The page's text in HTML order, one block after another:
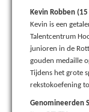
Kevin Robben
Kevin is een
Talentcentrum
junioren in de
gouden medaille
Tijdens het grote
rekstokoefening
Genomineerden